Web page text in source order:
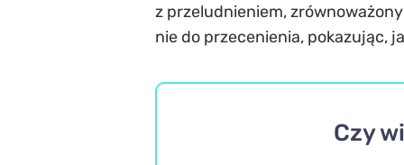
z przeludnieniem,
nie do przecenienia, pokazując,
Czy